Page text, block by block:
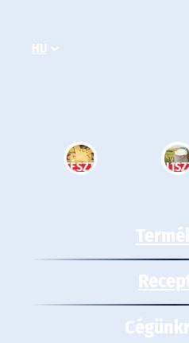
tartalomhoz
HU
TÉSZTA